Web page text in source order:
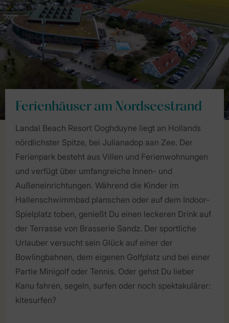
Ferienhäuser am Nordseestrand
Landal Beach Resort Ooghduyne liegt an Hollands
nördlichster Spitze, bei Julianadop aan Zee. Der
Ferienpark besteht aus Villen und Ferienwohnungen
und verfügt über umfangreiche Innen- und
Außeneinrichtungen. Während die Kinder im
Hallenschwimmbad planschen oder auf dem Indoor-
Spielplatz toben, genießt Du einen leckeren Drink auf
der Terrasse von Brasserie Sandz. Der sportliche
Urlauber versucht sein Glück auf einer der
Bowlingbahnen, dem eigenen Golfplatz und bei einer
Partie Minigolf oder Tennis. Oder gehst Du lieber
Kanu fahren, segeln, surfen oder noch spektakulärer:
kitesurfen?